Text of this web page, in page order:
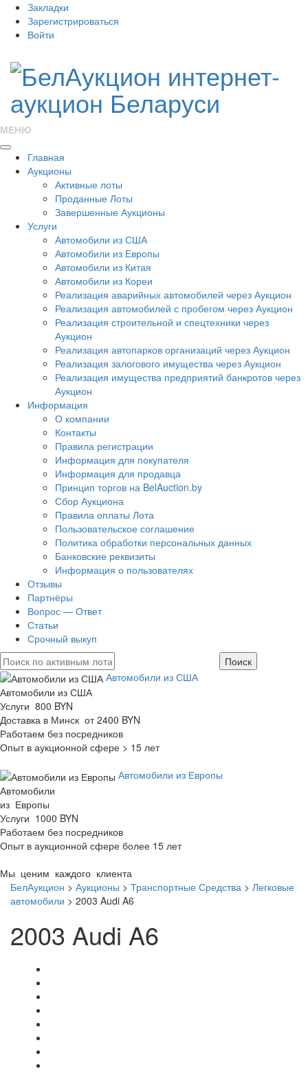
Закладки
Зарегистрироваться
Войти
МЕНЮ
Главная
Аукционы
Активные лоты
Проданные Лоты
Завершенные Аукционы
Услуги
Автомобили из США
Автомобили из Европы
Автомобили из Китая
Автомобили из Кореи
Реализация аварийных автомобилей через Аукцион
Реализация автомобилей с пробегом через Аукцион
Реализация строительной и спецтехники через
Аукцион
Реализация автопарков организаций через Аукцион
Реализация залогового имущества через Аукцион
Реализация имущества предприятий банкротов через
Аукцион
Информация
О компании
Контакты
Правила регистрации
Информация для покупателя
Информация для продавца
Принцип торгов на BelAuction.by
Сбор Аукциона
Правила оплаты Лота
Пользовательское соглашение
Политика обработки персональных данных
Банковские реквизиты
Информация о пользователях
Отзывы
Партнёры
Вопрос — Ответ
Статьи
Срочный выкуп
Автомобили из США
Автомобили из США
Услуги 800 BYN
Доставка в Минск от 2400 BYN
Работаем без посредников
Опыт в аукционной сфере > 15 лет
Автомобили из Европы
Автомобили
из Европы
Услуги 1000 BYN
Работаем без посредников
Опыт в аукционной сфере более 15 лет
Мы ценим каждого клиента
БелАукцион > Аукционы > Транспортные Средства > Легковые
автомобили > 2003 Audi A6
2003 Audi A6